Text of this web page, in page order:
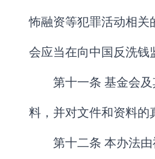
怖融资等犯罪活动相
会应当在向中国反洗
第十一条 基金会
料，并对文件和资料
第十二条 本办法